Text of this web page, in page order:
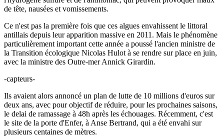
de tête, nausées et vomissements.
Ce n'est pas la première fois que ces algues envahissent le littoral
antillais depuis leur apparition massive en 2011. Mais le phénomène
particulièrement important cette année a poussé l'ancien ministre de
la Transition écologique Nicolas Hulot à se rendre sur place en juin,
avec la ministre des Outre-mer Annick Girardin.
-capteurs-
Ils avaient alors annoncé un plan de lutte de 10 millions d'euros sur
deux ans, avec pour objectif de réduire, pour les prochaines saisons,
le delai de ramassage à 48h après les échouages. Récemment, c'est
le site de la porte d'Enfer, à Anse Bertrand, qui a été envahi sur
plusieurs centaines de mètres.